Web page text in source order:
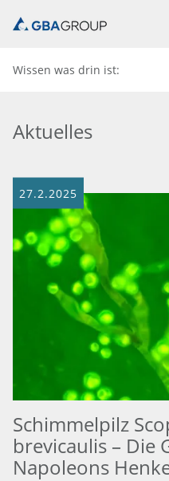
Wissen was drin ist:
Aktuelles
27.2.2025
Schimmelpilz
brevicaulis – Die
Napoleons